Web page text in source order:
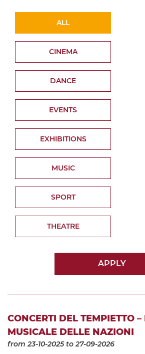
ALL
CINEMA
DANCE
EVENTS
EXHIBITIONS
MUSIC
SPORT
THEATRE
APPLY
CONCERTI DEL TEMPIETTO
MUSICALE DELLE NAZIONI
from 23-10-2025to 27-09-2026